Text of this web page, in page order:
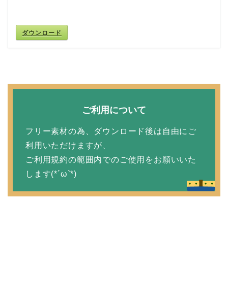
ダウンロード
ご利用について
フリー素材の為、ダウンロード後は自由にご
利用いただけますが、
ご利用規約の範囲内でのご使用をお願いいた
します(*´ω`*)